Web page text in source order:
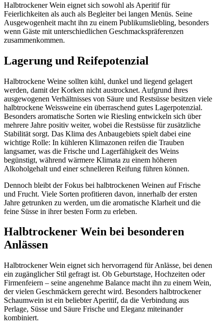
Halbtrockener Wein eignet sich sowohl als Aperitif für
Feierlichkeiten als auch als Begleiter bei langen Menüs. Seine
Ausgewogenheit macht ihn zu einem Publikumsliebling, besonders
wenn Gäste mit unterschiedlichen Geschmackspräferenzen
zusammenkommen.
Lagerung und Reifepotenzial
Halbtrockene Weine sollten kühl, dunkel und liegend gelagert
werden, damit der Korken nicht austrocknet. Aufgrund ihres
ausgewogenen Verhältnisses von Säure und Restsüsse besitzen viele
halbtrockene Weissweine ein überraschend gutes Lagerpotenzial.
Besonders aromatische Sorten wie Riesling entwickeln sich über
mehrere Jahre positiv weiter, wobei die Restsüsse für zusätzliche
Stabilität sorgt. Das Klima des Anbaugebiets spielt dabei eine
wichtige Rolle: In kühleren Klimazonen reifen die Trauben
langsamer, was die Frische und Lagerfähigkeit des Weins
begünstigt, während wärmere Klimata zu einem höheren
Alkoholgehalt und einer schnelleren Reifung führen können.
Dennoch bleibt der Fokus bei halbtrockenen Weinen auf Frische
und Frucht. Viele Sorten profitieren davon, innerhalb der ersten
Jahre getrunken zu werden, um die aromatische Klarheit und die
feine Süsse in ihrer besten Form zu erleben.
Halbtrockener Wein bei besonderen
Anlässen
Halbtrockener Wein eignet sich hervorragend für Anlässe, bei denen
ein zugänglicher Stil gefragt ist. Ob Geburtstage, Hochzeiten oder
Firmenfeiern – seine angenehme Balance macht ihn zu einem Wein,
der vielen Geschmäckern gerecht wird. Besonders halbtrockener
Schaumwein ist ein beliebter Aperitif, da die Verbindung aus
Perlage, Süsse und Säure Frische und Eleganz miteinander
kombiniert.